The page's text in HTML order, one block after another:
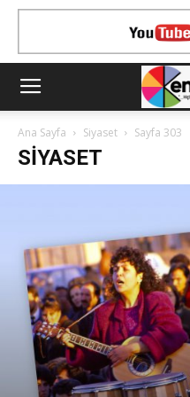
Ana Sayfa Siyaset Sayfa 303
SIYASET